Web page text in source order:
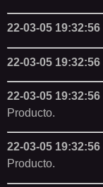
22-03-05 19:32:56
22-03-05 19:32:56
22-03-05 19:32:56
Producto.
22-03-05 19:32:56
Producto.